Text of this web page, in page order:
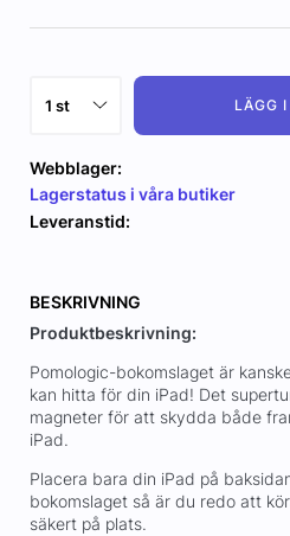
LÄGG I
Webblager:
Lagerstatus i våra butiker
Leveranstid:
BESKRIVNING
Produktbeskrivning:
Pomologic-bokomslaget är
kan hitta för din iPad! Det
magneter för att skydda både
iPad.
Placera bara din iPad på
bokomslaget så är du redo att
säkert på plats.